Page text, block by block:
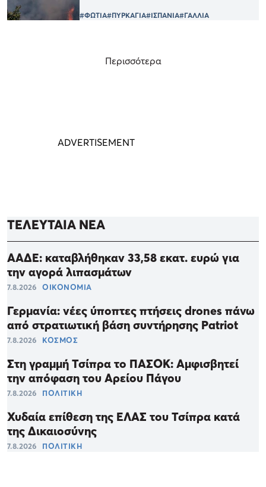
#ΦΩΤΙΑ#ΠΥΡΚΑΓΙΑ#ΙΣΠΑΝΙΑ#ΓΑΛΛΙΑ
Περισσότερα
ΤΕΛΕΥΤΑΙΑ ΝΕΑ
ΑΑΔΕ: καταβλήθηκαν 33,58 εκατ. ευρώ για
την αγορά λιπασμάτων
7.8.2026 ΟΙΚΟΝΟΜΙΑ
Γερμανία: νέες ύποπτες πτήσεις drones πάνω
από στρατιωτική βάση συντήρησης Patriot
7.8.2026 ΚΟΣΜΟΣ
Στη γραμμή Τσίπρα το ΠΑΣΟΚ: Αμφισβητεί
την απόφαση του Αρείου Πάγου
7.8.2026 ΠΟΛΙΤΙΚΗ
Χυδαία επίθεση της ΕΛΑΣ του Τσίπρα κατά
της Δικαιοσύνης
7.8.2026 ΠΟΛΙΤΙΚΗ